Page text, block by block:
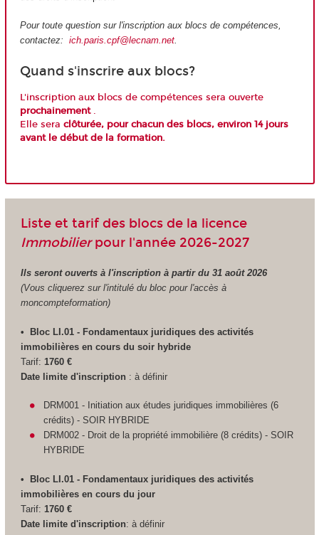
Pour toute question sur l'inscription aux blocs de compétences,
contactez: ich.paris.cpf@lecnam.net.
Quand s'inscrire aux blocs?
L'inscription aux blocs de compétences sera ouverte
prochainement .
Elle sera clôturée, pour chacun des blocs, environ 14 jours
avant le début de la formation.
Liste et tarif des blocs de la licence
Immobilierpour l'année 2026-2027
Ils seront ouverts à l'inscription à partir du 31 août 2026
(Vous cliquerez sur l'intitulé du bloc pour l'accès à
moncompteformation)
•
Bloc LI.01 - Fondamentaux juridiques des activités
immobilières en cours du soir hybride
Tarif: 1760 €
Date limite d'inscription : à définir
DRM001 - Initiation aux études juridiques immobilières (6
crédits) - SOIR HYBRIDE
DRM002 - Droit de la propriété immobilière (8 crédits) - SOIR
HYBRIDE
•
Bloc LI.01 - Fondamentaux juridiques des activités
immobilières en cours du jour
Tarif: 1760 €
Date limite d'inscription: à définir